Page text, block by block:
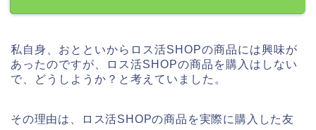
私自身、おとといからロス活SHOPの商品には興味が
あったのですが、ロス活SHOPの商品を購入はしない
で、どうしようか？と考えていました。
その理由は、ロス活SHOPの商品を実際に購入した友